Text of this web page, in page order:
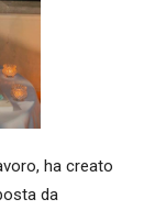
ha creato
da